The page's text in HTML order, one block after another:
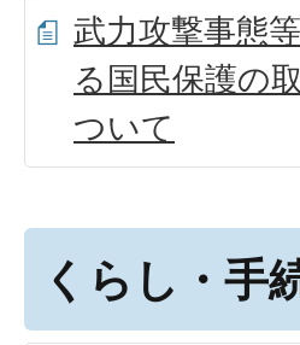
武力攻撃事態
る国民保護の
ついて
くらし・手